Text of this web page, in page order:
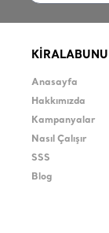
KİRALABUNU
Anasayfa
Hakkımızda
Kampanyalar
Nasıl Çalışır
SSS
Blog